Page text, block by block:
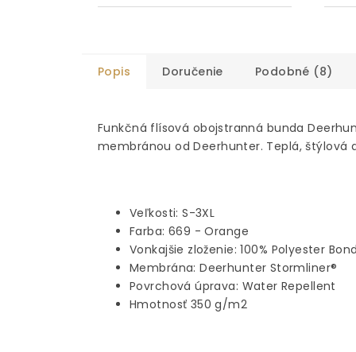
Popis Doručenie Podobné (8)
Funkčná flísová obojstranná bunda
membránou od Deerhunter. Teplá, štýlová
Veľkosti: S-3XL
Farba: 669 - Orange
Vonkajšie zloženie: 100% Polyester
Membrána: Deerhunter Stormliner®
Povrchová úprava: Water Repellent
Hmotnosť 350 g/m2